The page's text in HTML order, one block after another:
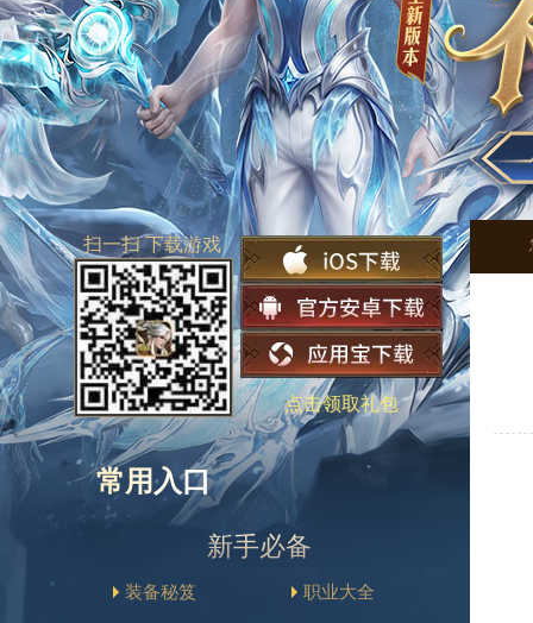
扫一扫 下载游戏
点击领取礼包
常用入口
新手必备
装备秘笈 职业大全